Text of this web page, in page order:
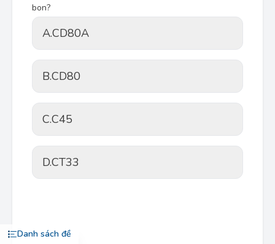
Danh sách đề
bon?
A.CD80A
B.CD80
C.C45
D.CT33